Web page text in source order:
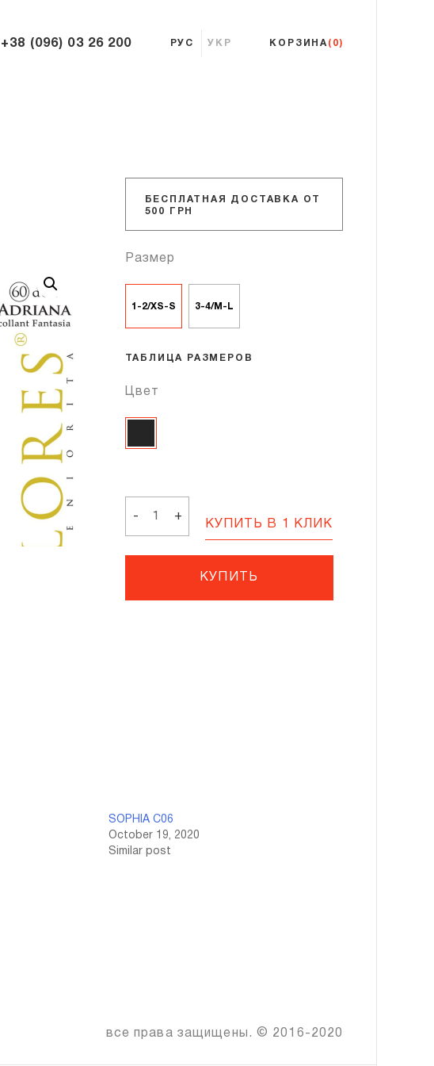
+38 (096) 03 26 200 РУС УКР КОРЗИНА (0)
БЕСПЛАТНАЯ ДОСТАВКА ОТ
500 ГРН
Размер
1-2/XS-S 3-4/M-L
ТАБЛИЦА РАЗМЕРОВ
Цвет
-
ADRIANA
+
КУПИТЬ В 1 КЛИК
КУПИТЬ
SOPHIA C06
October 19, 2020
Similar post
все права защищены. © 2016-2020